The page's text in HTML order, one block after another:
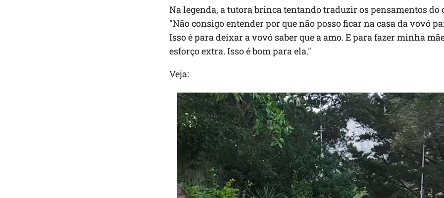
Na legenda, a tutora brinca tentando traduzir os pensamentos do
"Não consigo entender por que não posso ficar na casa da vovó
Isso é para deixar a vovó saber que a amo. E para fazer minha
esforço extra. Isso é bom para ela."
Veja: